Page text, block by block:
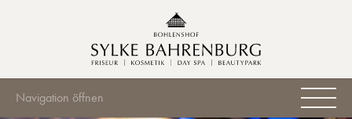
Navigation öffnen